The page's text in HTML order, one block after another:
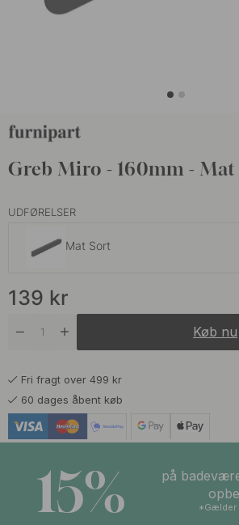
Greb Miro - 160mm - Mat
UDFØRELSER
Mat Sort
Beige
139 kr
Køb nu
Fri fragt over 499 kr
60 dages åbent køb
15%
på
*Gælder